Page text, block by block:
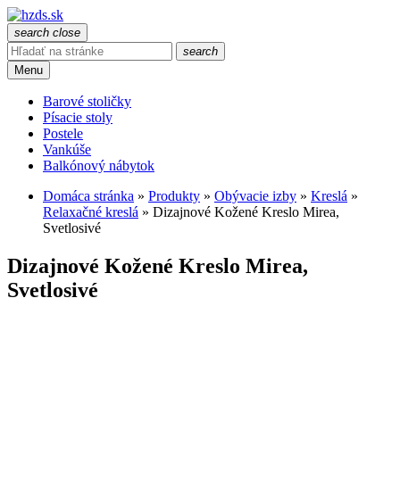
search close
search
Menu
Barové stoličky
Písacie stoly
Postele
Vankúše
Balkónový nábytok
Domáca stránka » Produkty » Obývacie izby » Kreslá »
Relaxačné kreslá » Dizajnové Kožené Kreslo Mirea,
Svetlosivé
Dizajnové Kožené Kreslo Mirea,
Svetlosivé